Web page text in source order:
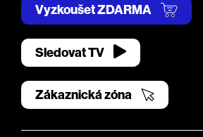
Vyzkoušet ZDARMA
Sledovat TV
Zákaznická zóna